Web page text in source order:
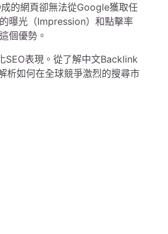
的網頁卻無法從Google獲取任
曝光（Impression）和點擊率
個優勢。
SEO表現。從了解中文Backlink
析如何在全球競爭激烈的搜尋市